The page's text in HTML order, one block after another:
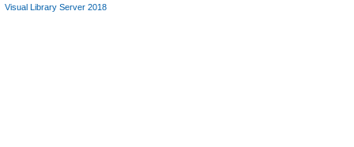
Visual Library Server 2018